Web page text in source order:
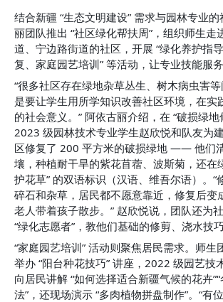
结合新疆 “生态文明建设” 需求与园林专业
丽团队推出 “社区绿化帮扶周”，组织师生走
道、宁边路街道的社区，开展 “绿化养护指
复、家庭园艺培训” 等活动，让专业技能服务
“很多社区存在绿地杂草丛生、树木病虫害
是要让学生用所学知识改善社区环境，在实
的社会意义。” 阿依古丽介绍，在 “破损绿地
2023 级园林技术专业学生赵欣悦和队友为
区修复了 200 平方米的破损绿地 —— 他们
壤，种植耐干旱的紫花苜蓿、波斯菊，还在
护花草” 的双语标识（汉语、维吾尔语）。“
碎石和杂草，居民都不愿意靠近，修复后变
老人带着孩子散步。” 赵欣悦说，团队还为
“绿化志愿者”，教他们基础的修剪、浇水技巧
“家庭园艺培训” 活动则聚焦居民需求。师生
举办 “阳台种花技巧” 讲座，2022 级园艺技
向居民讲解 “如何选择适合新疆气候的花卉
法”，还现场演示 “多肉植物拼盘制作”。“有